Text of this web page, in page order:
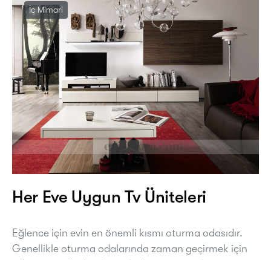
İç Mimari
Her Eve Uygun Tv Üniteleri
Eğlence için evin en önemli kısmı oturma odasıdır.
Genellikle oturma odalarında zaman geçirmek için